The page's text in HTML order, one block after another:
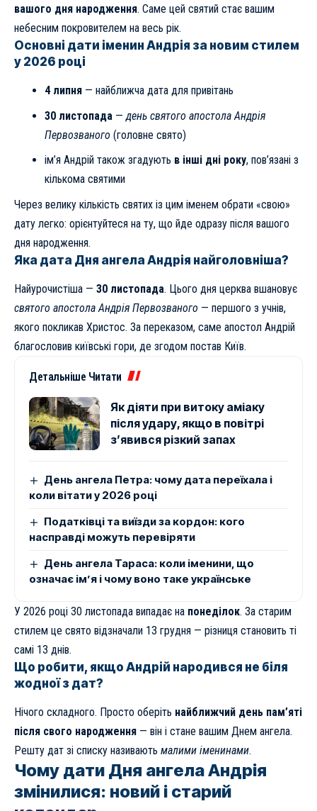
вашого дня народження. Саме цей святий стає вашим
небесним покровителем на весь рік.
Основні дати іменин Андрія за новим стилем
у 2026 році
4 липня— найближча дата для привітань
30 листопада — день святого апостола Андрія
Первозваного (головне свято)
ім’я Андрій також згадують в інші дні року, пов’язані з
кількома святими
Через велику кількість святих із цим іменем обрати «свою»
дату легко: орієнтуйтеся на ту, що йде одразу після вашого
дня народження.
Яка дата Дня ангела Андрія найголовніша?
Найурочистіша — 30 листопада. Цього дня церква вшановує
святого апостола Андрія Первозваного — першого з учнів,
якого покликав Христос. За переказом, саме апостол Андрій
благословив київські гори, де згодом постав Київ.
Детальніше Читати
Як діяти при витоку аміаку
після удару, якщо в повітрі
з’явився різкий запах
День ангела Петра: чому дата переїхала і
коли вітати у 2026 році
Податківці та виїзди за кордон: кого
насправді можуть перевіряти
День ангела Тараса: коли іменини, що
означає ім’я і чому воно таке українське
У 2026 році 30 листопада випадає на понеділок. За старим
стилем це свято відзначали 13 грудня — різниця становить ті
самі 13 днів.
Що робити, якщо Андрій народився не біля
жодної з дат?
Нічого складного. Просто оберіть найближчий день пам’яті
після свого народження — він і стане вашим Днем ангела.
Решту дат зі списку називають малими іменинами.
Чому дати Дня ангела Андрія
змінилися: новий і старий